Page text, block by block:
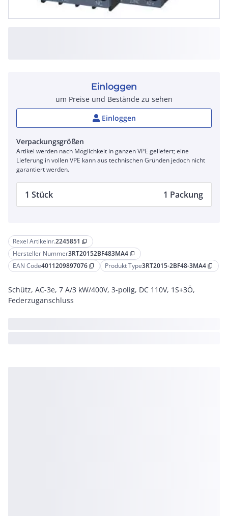
Rexel Artikelnr.2245851 content_copy
Hersteller Nummer3RT20152BF483MA4 content_copy
EAN Code4011209897076 content_copy Produkt Type3RT2015-2BF48-3MA4 content_copy
Schütz, AC-3e, 7 A/3 kW/400V, 3-polig, DC 110V, 1S+3Ö,
Federzuganschluss
Einloggen
um Preise und Bestände zu sehen
Einloggen
Verpackungsgrößen
Artikel werden nach Möglichkeit in ganzen VPE geliefert; eine
Lieferung in vollen VPE kann aus technischen Gründen jedoch nicht
garantiert werden.
1 Stück 1 Packung